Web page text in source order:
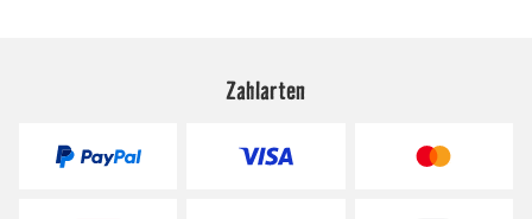
Zahlarten